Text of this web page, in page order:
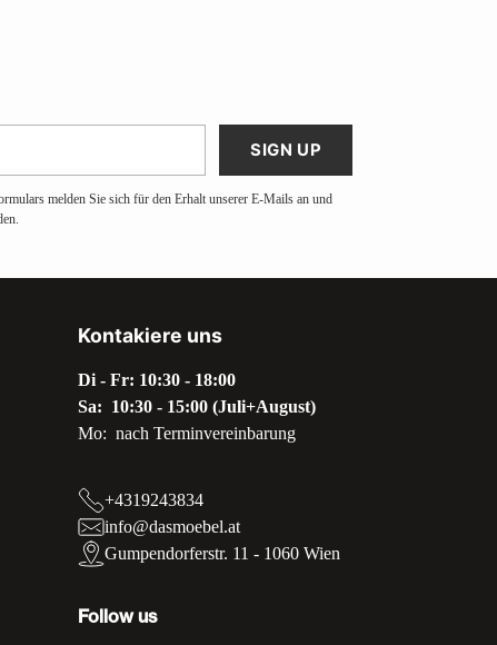
SIGN UP
melden Sie sich für den Erhalt unserer E-Mails an und
Kontakiere uns
Di - Fr: 10:30 - 18:00
Sa: 10:30 - 15:00 (Juli+August)
Mo: nach Terminvereinbarung
+4319243834
info@dasmoebel.at
Gumpendorferstr. 11 - 1060 Wien
Follow us